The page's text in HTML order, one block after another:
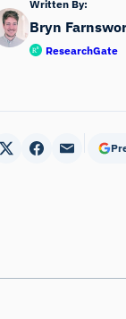
Written By:
Bryn
ResearchGate